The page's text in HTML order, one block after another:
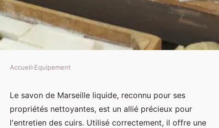
EQUIPEMENT
Savoir utiliser le savon de
marseille liquide pour les cuirs
Accueil›Equipement
Le savon de Marseille liquide, reconnu pour ses
propriétés nettoyantes, est un allié précieux pour
l'entretien des cuirs. Utilisé correctement, il offre une